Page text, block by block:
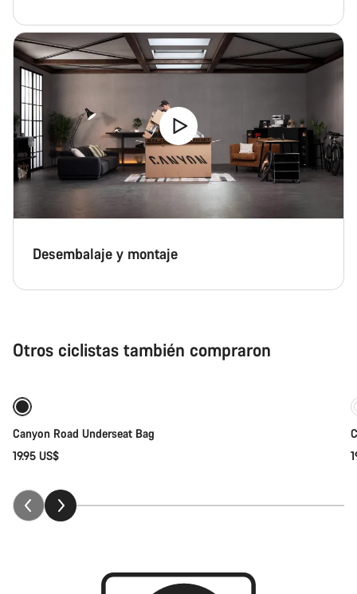
Desembalaje y montaje
Otros ciclistas también compraron
Canyon Road Underseat Bag
19.95 US$